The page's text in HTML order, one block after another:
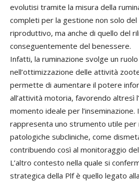
evolutisi tramite la misura della
completi per la gestione non solo
riproduttivo, ma anche di quello del
conseguentemente del benessere.
Infatti, la ruminazione svolge un
nell’ottimizzazione delle attività
permette di aumentare il potere
all’attività motoria, favorendo altresì
momento ideale per l’inseminazione.
rappresenta uno strumento utile per
patologiche subcliniche, come
contribuendo così al monitoraggio
L’altro contesto nella quale si
strategica della Plf è quello legato